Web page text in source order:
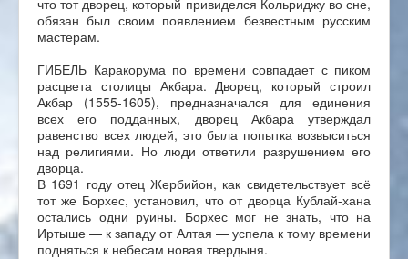
обязан был своим появлением безвестным русским
мастерам.
ГИБЕЛЬ Каракорума по времени совпадает с пиком
расцвета столицы Акбара. Дворец, который строил
Акбар (1555-1605), предназначался для единения
всех его подданных, дворец Акбара утверждал
равенство всех людей, это была попытка возвыситься
над религиями. Но люди ответили разрушением его
дворца.
В 1691 году отец Жербийон, как свидетельствует всё
тот же Борхес, установил, что от дворца Кублай-хана
остались одни руины. Борхес мог не знать, что на
Иртыше — к западу от Алтая — успела к тому времени
подняться к небесам новая твердыня.